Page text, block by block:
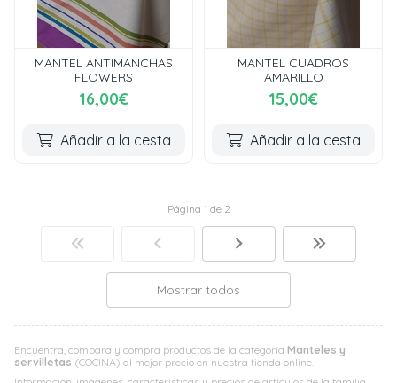
Encuentra, compara y compra productos de la categoría Manteles y
servilletas (COCINA) al mejor precio en nuestra tienda online.
MANTEL ANTIMANCHAS
FLOWERS
16,00€
Añadir a la cesta
MANTEL CUADROS
AMARILLO
15,00€
Añadir a la cesta
Página 1 de 2
Mostrar todos